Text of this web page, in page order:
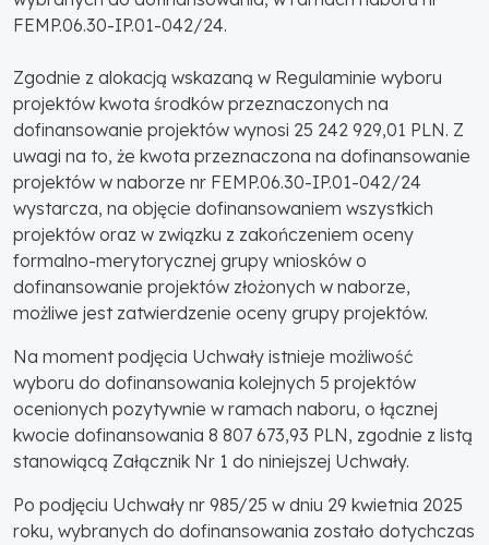
FEMP.06.30-IP.01-042/24.
Zgodnie z alokacją wskazaną w Regulaminie wyboru
projektów kwota środków przeznaczonych na
dofinansowanie projektów wynosi 25 242 929,01 PLN. Z
uwagi na to, że kwota przeznaczona na dofinansowanie
projektów w naborze nr FEMP.06.30-IP.01-042/24
wystarcza, na objęcie dofinansowaniem wszystkich
projektów oraz w związku z zakończeniem oceny
formalno-merytorycznej grupy wniosków o
dofinansowanie projektów złożonych w naborze,
możliwe jest zatwierdzenie oceny grupy projektów.
Na moment podjęcia Uchwały istnieje możliwość
wyboru do dofinansowania kolejnych 5 projektów
ocenionych pozytywnie w ramach naboru, o łącznej
kwocie dofinansowania 8 807 673,93 PLN, zgodnie z listą
stanowiącą Załącznik Nr 1 do niniejszej Uchwały.
Po podjęciu Uchwały nr 985/25 w dniu 29 kwietnia 2025
roku, wybranych do dofinansowania zostało dotychczas